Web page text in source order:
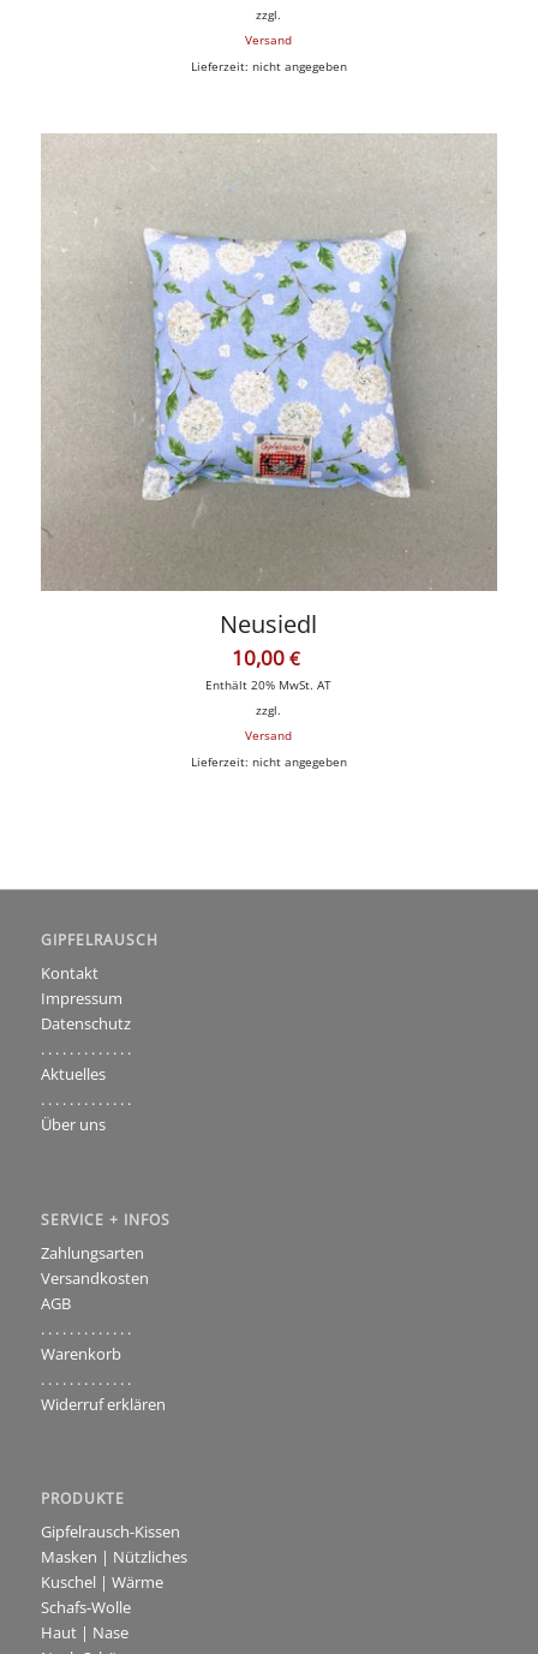
zzgl.
Versand
Lieferzeit: nicht angegeben
Neusiedl
10,00 €
Enthält 20% MwSt. AT
zzgl.
Versand
Lieferzeit: nicht angegeben
GIPFELRAUSCH
Kontakt
Impressum
Datenschutz
. . . . . . . . . . . . .
Aktuelles
. . . . . . . . . . . . .
Über uns
SERVICE + INFOS
Zahlungsarten
Versandkosten
AGB
. . . . . . . . . . . . .
Warenkorb
. . . . . . . . . . . . .
Widerruf erklären
PRODUKTE
Gipfelrausch-Kissen
Masken | Nützliches
Kuschel | Wärme
Schafs-Wolle
Haut | Nase